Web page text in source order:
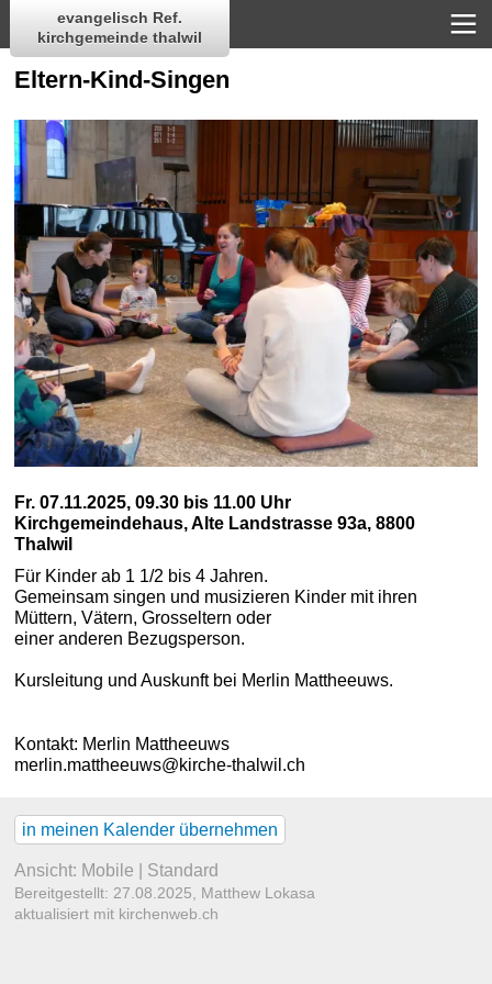
evangelisch Ref.
kirchgemeinde thalwil
Eltern-Kind-Singen
Fr. 07.11.2025, 09.30 bis 11.00 Uhr
Kirchgemeindehaus,Alte Landstrasse 93a, 8800
Thalwil
Für Kinder ab 1 1/2 bis 4 Jahren.
Gemeinsam singen und musizieren Kinder mit ihren
Müttern, Vätern, Grosseltern oder
einer anderen Bezugsperson.
Kursleitung und Auskunft bei Merlin Mattheeuws.
Kontakt: Merlin Mattheeuws
merlin.mattheeuws@kirche-thalwil.ch
in meinen Kalender übernehmen
Ansicht: Mobile Standard
Bereitgestellt: 27.08.2025, Matthew Lokasa
aktualisiert mit kirchenweb.ch